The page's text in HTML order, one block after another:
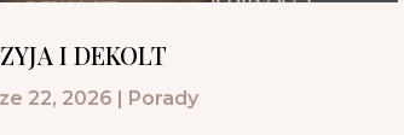
I DEKOLT
22, 2026 | Porady